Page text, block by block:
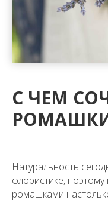
С ЧЕМ
РОМАШКИ
Натуральность
флористике,
ромашками